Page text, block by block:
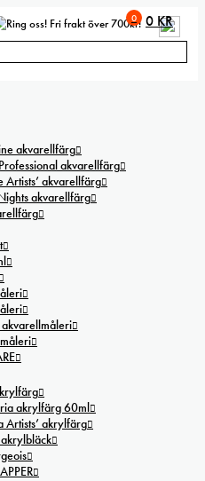
Fri frakt över 700kr!
0 0 KR
akvarellfärg
akvarellfärg
Artists’ akvarellfärg
akvarellfärg
akvarellmåleri
akrylfärg 60ml
Artists’ akrylfärg